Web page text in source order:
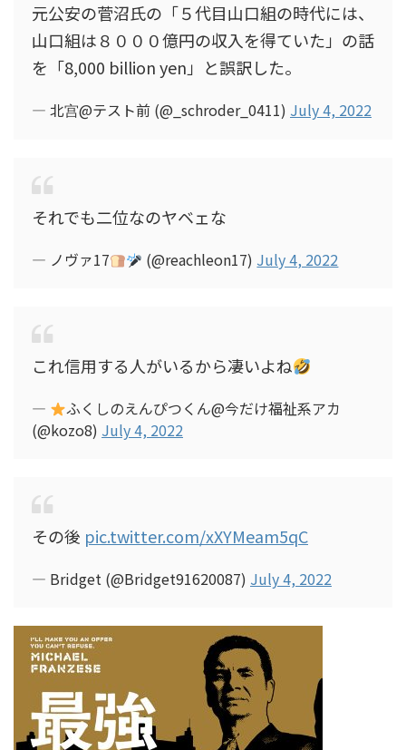
元公安の菅沼氏の「５代目山口組の時代には、
山口組は８０００億円の収入を得ていた」の話
を「8,000 billion yen」と誤訳した。
— 北宫@テスト前 (@_schroder_0411) July 4, 2022
それでも二位なのヤベェな
— ノヴァ17 (@reachleon17) July 4, 2022
これ信用する人がいるから凄いよね
—
ふくしのえんぴつくん@今だけ福祉系アカ
(@kozo8) July 4, 2022
その後 pic.twitter.com/xXYMeam5qC
— Bridget (@Bridget91620087) July 4, 2022